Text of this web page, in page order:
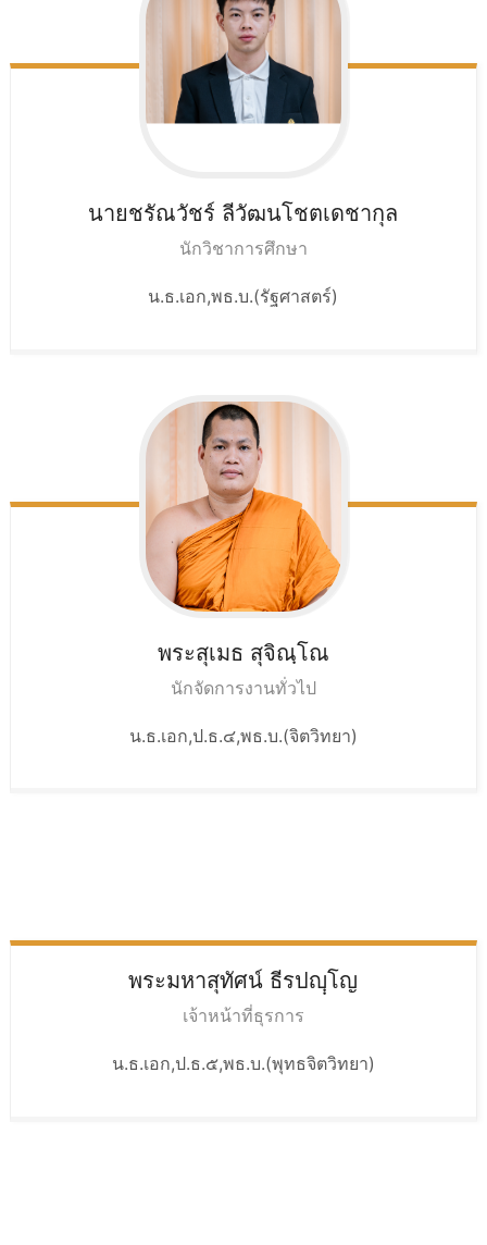
นายชรัณวัชร์ ลีวัฒนโชตเดชากุล
นักวิชาการศึกษา
น.ธ.เอก,พธ.บ.(รัฐศาสตร์)
พระสุเมธ สุจิณฺโณ
นักจัดการงานทั่วไป
น.ธ.เอก,ป.ธ.๔,พธ.บ.(จิตวิทยา)
พระมหาสุทัศน์ ธีรปญฺฺโญ
เจ้าหน้าที่ธุรการ
น.ธ.เอก,ป.ธ.๕,พธ.บ.(พุทธจิตวิทยา)